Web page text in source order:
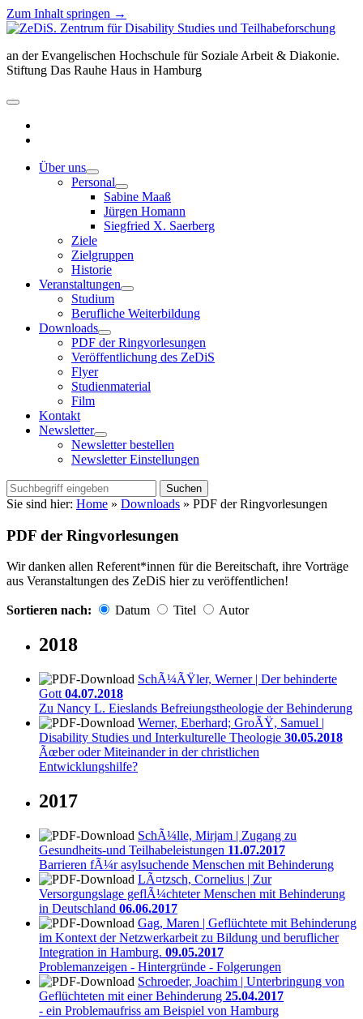
Zum Inhalt springen →
ZeDiS.
für
Disability
und
an der Evangelischen Hochschule für Soziale Arbeit & Diakonie.
Stiftung Das Rauhe Haus in Hamburg
Menü
Über uns
Menü
öffnen
Personal
Menü
öffnen
Sabine Maaß
Jürgen Homann
Siegfried X. Saerberg
Ziele
Zielgruppen
Historie
Veranstaltungen
Menü
öffnen
Studium
Berufliche Weiterbildung
Downloads
Menü
öffnen
PDF der Ringvorlesungen
Veröffentlichung des ZeDiS
Flyer
Studienmaterial
Film
Kontakt
Newsletter
Menü
öffnen
Newsletter bestellen
Newsletter Einstellungen
Suchen
Sie sind hier: Home » Downloads » PDF der Ringvorlesungen
PDF der Ringvorlesungen
Wir danken allen Referent*innen für die Bereitschaft, ihre Vorträge
aus Veranstaltungen des ZeDiS hier zu veröffentlichen!
Sortieren nach: Datum Titel Autor
2018
SchÃ¼ÃŸler, Werner | Der behinderte
Gott 04.07.2018
Zu Nancy L. Eieslands Befreiungstheologie der Behinderung
Werner, Eberhard; GroÃŸ, Samuel |
Disability Studies und Interkulturelle Theologie 30.05.2018
Ãœber oder Miteinander in der christlichen
Entwicklungshilfe?
2017
SchÃ¼lle, Mirjam | Zugang zu
Gesundheits-und Teilhabeleistungen 11.07.2017
Barrieren fÃ¼r asylsuchende Menschen mit Behinderung
LÃ¤tzsch, Cornelius | Zur
Versorgungslage geflÃ¼chteter Menschen mit Behinderung
in Deutschland 06.06.2017
Gag, Maren | Geflüchtete mit Behinderung
im Kontext der Netzwerkarbeit zu Bildung und beruflicher
Integration in Hamburg. 09.05.2017
Problemanzeigen - Hintergründe - Folgerungen
Schroeder, Joachim | Unterbringung von
Geflüchteten mit einer Behinderung 25.04.2017
- ein Problemaufriss am Beispiel von Hamburg